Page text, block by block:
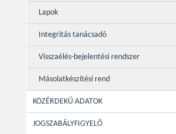
Lapok
Integritás tanácsadó
Visszaélés-bejelentési rendszer
Másolatkészítési rend
KÖZÉRDEKŰ ADATOK
JOGSZABÁLYFIGYELŐ